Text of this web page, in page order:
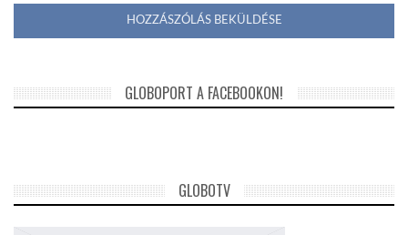
GLOBOPORT A FACEBOOKON!
GLOBOTV